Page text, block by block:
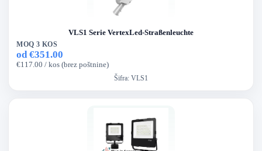
VLS1 Serie VertexLed-Straßenleuchte
MOQ 3 KOS
od €351.00
€117.00 / kos (brez poštnine)
Šifra: VLS1